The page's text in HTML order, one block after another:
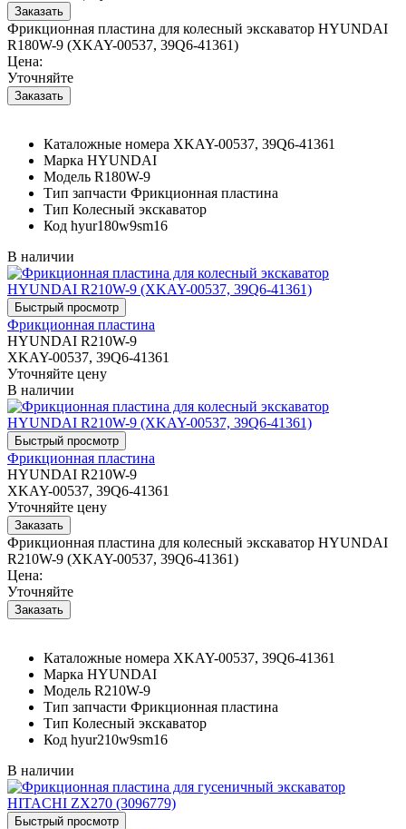
Фрикционная пластина для колесный экскаватор HYUNDAI
R180W-9 (XKAY-00537, 39Q6-41361)
Цена:
Уточняйте
Каталожные номера XKAY-00537, 39Q6-41361
Марка HYUNDAI
Модель R180W-9
Тип запчасти Фрикционная пластина
Тип Колесный экскаватор
Код hyur180w9sm16
В наличии
Фрикционная пластина
HYUNDAI R210W-9
XKAY-00537, 39Q6-41361
Уточняйте цену
В наличии
Фрикционная пластина
HYUNDAI R210W-9
XKAY-00537, 39Q6-41361
Уточняйте цену
Фрикционная пластина для колесный экскаватор HYUNDAI
R210W-9 (XKAY-00537, 39Q6-41361)
Цена:
Уточняйте
Каталожные номера XKAY-00537, 39Q6-41361
Марка HYUNDAI
Модель R210W-9
Тип запчасти Фрикционная пластина
Тип Колесный экскаватор
Код hyur210w9sm16
В наличии